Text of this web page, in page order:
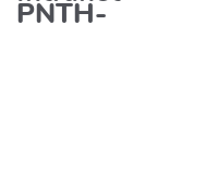
PNTH-